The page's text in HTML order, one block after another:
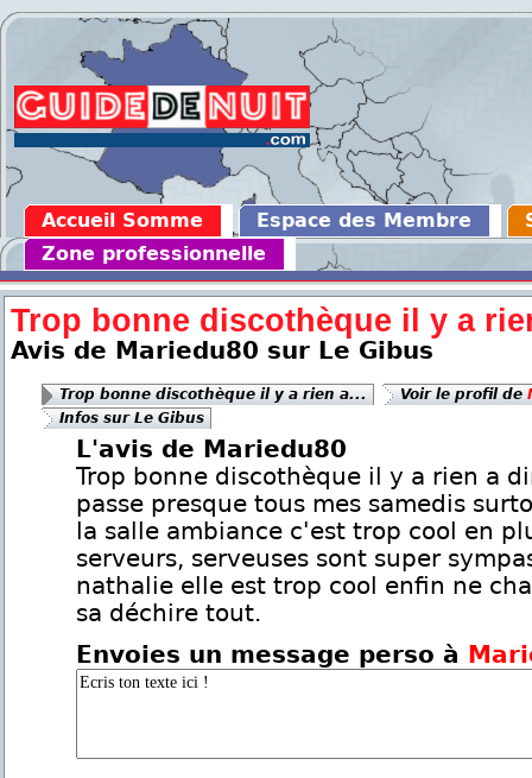
Accueil Somme Espace des Membre
Zone professionnelle
Trop bonne discothèque il y a
Avis de Mariedu80 sur Le Gibus
Trop bonne discothèque il y a rien a... Voir le profil de
Infos sur Le Gibus
L'avis de Mariedu80
Trop bonne discothèque il y a rien a
passe presque tous mes samedis
la salle ambiance c'est trop cool en
serveurs, serveuses sont super
nathalie elle est trop cool enfin ne
sa déchire tout.
Envoies un message perso à